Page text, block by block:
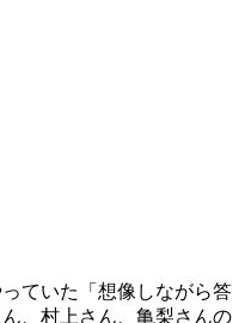
ていた「想像しながら答
、村上さん、亀梨さんの